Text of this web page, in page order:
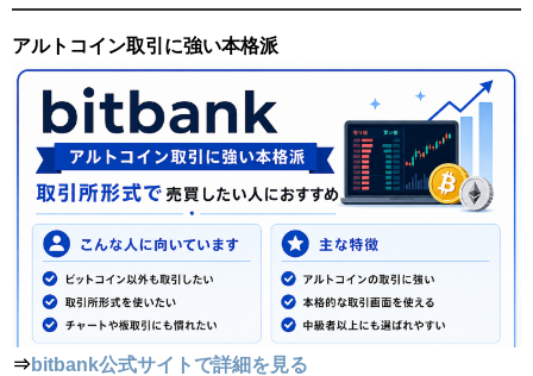
アルトコイン取引に強い本格派
⇒bitbank公式サイトで詳細を見る